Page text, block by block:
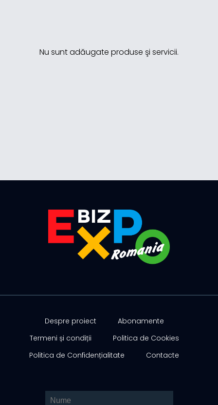
Nu sunt adăugate produse şi servicii.
Despre proiect
Abonamente
Termeni și condiții
Politica de Cookies
Politica de Confidențialitate
Contacte